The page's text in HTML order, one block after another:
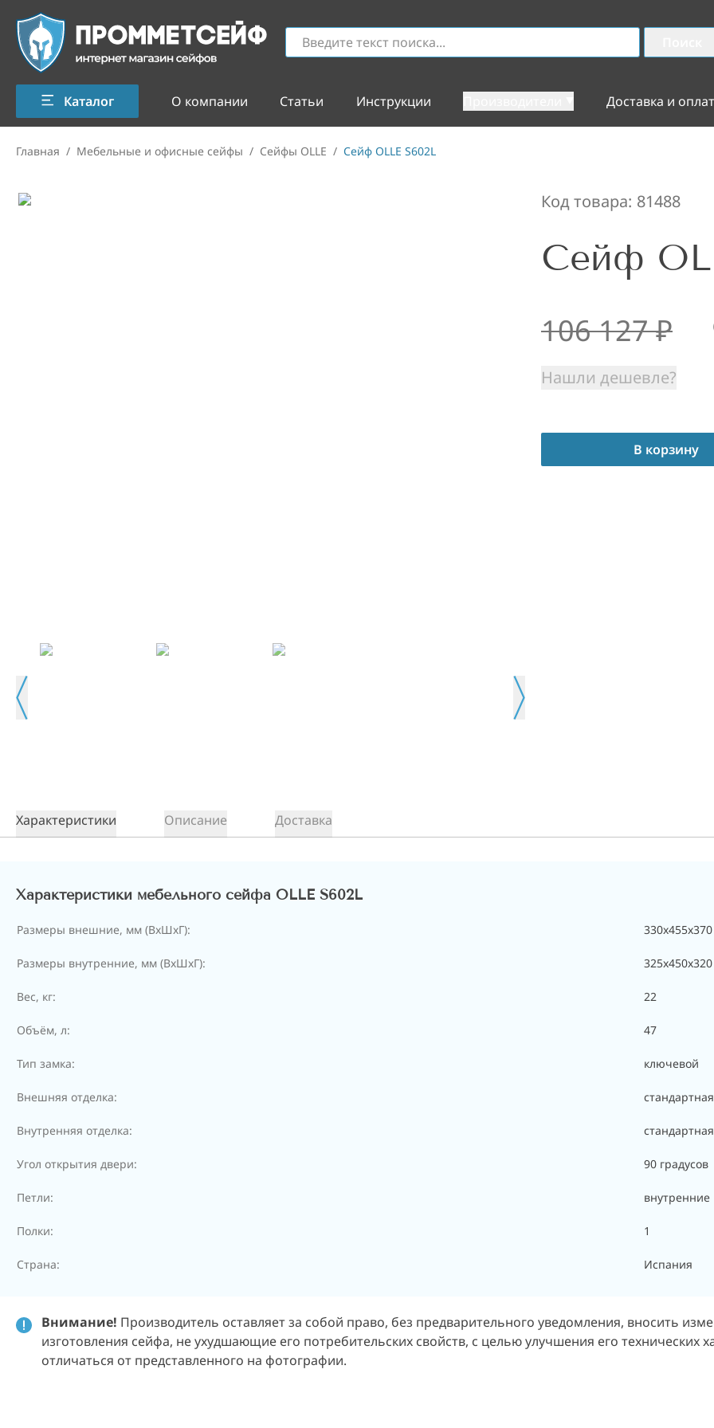
Каталог О компании Статьи Инструкции Доставка и
Главная / Мебельные и офисные сейфы / Сейфы OLLE / Сейф OLLE S602L
Код товара: 81488
Сейф
106 127₽
Нашли дешевле?
В корзину
Характеристики Описание Доставка
Характеристики мебельного сейфа OLLE S602L
Размеры внешние, мм (ВхШхГ): 330x455x370
Размеры внутренние, мм (ВхШхГ): 325х450х320
Вес, кг: 22
Объём, л: 47
Тип замка: ключевой
Внешняя отделка:
Внутренняя отделка:
Угол открытия двери: 90 градусов
Петли: внутренние
Полки: 1
Страна: Испания
Внимание! Производитель оставляет за собой право, без предварительного уведомления, вносить
изготовления сейфа, не ухудшающие его потребительских свойств, с целью улучшения его технических
отличаться от представленного на фотографии.